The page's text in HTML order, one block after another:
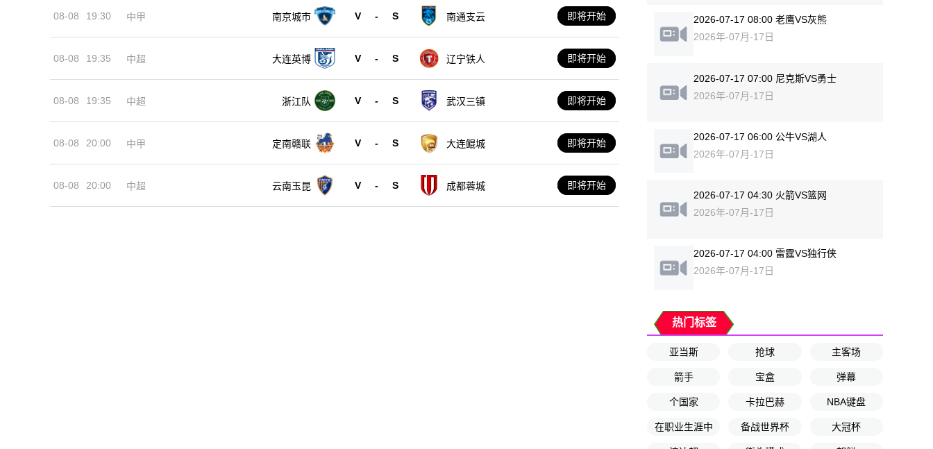
08-08 19:30 中甲 南京城市 V - S 南通支云 即将开始
08-08 19:35 中超 大连英博 V - S 辽宁铁人 即将开始
08-08 19:35 中超 浙江队 V - S 武汉三镇 即将开始
08-08 20:00 中甲 定南赣联 V - S 大连鲲城 即将开始
08-08 20:00 中超 云南玉昆 V - S 成都蓉城 即将开始
2026-07-17 08:00 老鹰VS灰熊
2026年-07月-17日
2026-07-17 07:00 尼克斯VS勇士
2026年-07月-17日
2026-07-17 06:00 公牛VS湖人
2026年-07月-17日
2026-07-17 04:30 火箭VS篮网
2026年-07月-17日
2026-07-17 04:00 雷霆VS独行侠
2026年-07月-17日
热门标签
亚当斯 抢球 主客场
箭手 宝盒 弹幕
个国家 卡拉巴赫 NBA键盘
在职业生涯中 备战世界杯 大冠杯